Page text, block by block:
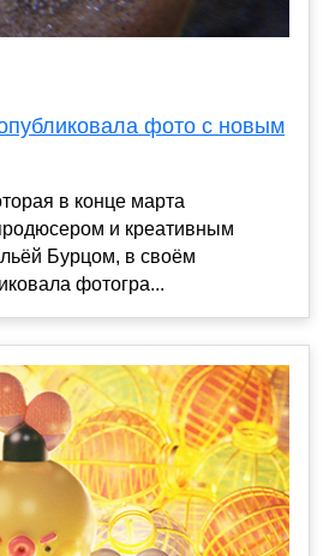
фото с новым
в конце марта
и креативным
Бурцом, в своём
фотогра...